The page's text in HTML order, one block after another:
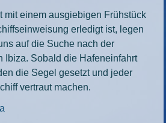
mit einem ausgiebigen Frühstück
erledigt ist, legen
auf die Suche nach der
Ibiza. Sobald die Hafeneinfahrt
die Segel gesetzt und jeder
vertraut machen.